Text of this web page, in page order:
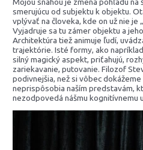
smerujúcu od subjektu k objektu.
vplývať na človeka, kde on už nie je
Vyjadruje sa tu zámer objektu a
Architektúra tiež animuje ľudí,
trajektórie. Isté formy, ako
silný magický aspekt, priťahujú,
zariekavanie, putovanie. Filozof
podivnejšia, než si vôbec
neprispôsobia naším predstavám,
nezodpovedá nášmu kognitívnemu